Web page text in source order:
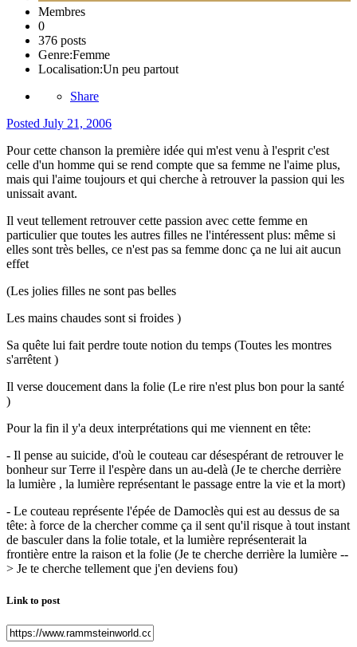
Membres
0
376 posts
Genre:Femme
Localisation:Un peu partout
Share
Posted July 21, 2006
Pour cette chanson la première idée qui m'est venu à l'esprit c'est
celle d'un homme qui se rend compte que sa femme ne l'aime plus,
mais qui l'aime toujours et qui cherche à retrouver la passion qui les
unissait avant.
Il veut tellement retrouver cette passion avec cette femme en
particulier que toutes les autres filles ne l'intéressent plus: même si
elles sont très belles, ce n'est pas sa femme donc ça ne lui ait aucun
effet
(Les jolies filles ne sont pas belles
Les mains chaudes sont si froides )
Sa quête lui fait perdre toute notion du temps (Toutes les montres
s'arrêtent )
Il verse doucement dans la folie (Le rire n'est plus bon pour la santé
)
Pour la fin il y'a deux interprétations qui me viennent en tête:
- Il pense au suicide, d'où le couteau car désespérant de retrouver le
bonheur sur Terre il l'espère dans un au-delà (Je te cherche derrière
la lumière , la lumière représentant le passage entre la vie et la mort)
- Le couteau représente l'épée de Damoclès qui est au dessus de sa
tête: à force de la chercher comme ça il sent qu'il risque à tout instant
de basculer dans la folie totale, et la lumière représenterait la
frontière entre la raison et la folie (Je te cherche derrière la lumière --
> Je te cherche tellement que j'en deviens fou)
Link to post